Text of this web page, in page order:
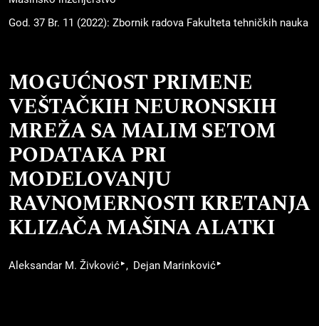
God. 37 Br. 11 (2022): Zbornik radova Fakulteta tehničkih nauka
MOGUĆNOST PRIMENE
VEŠTAČKIH NEURONSKIH
MREŽA SA MALIM SETOM
PODATAKA PRI
MODELOVANJU
RAVNOMERNOSTI KRETANJA
KLIZAČA MAŠINA ALATKI
Aleksandar M. Živković▸ Dejan Marinković▸